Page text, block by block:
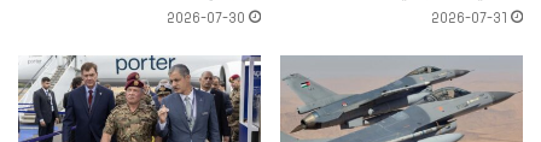
2026-07-31
2026-07-30